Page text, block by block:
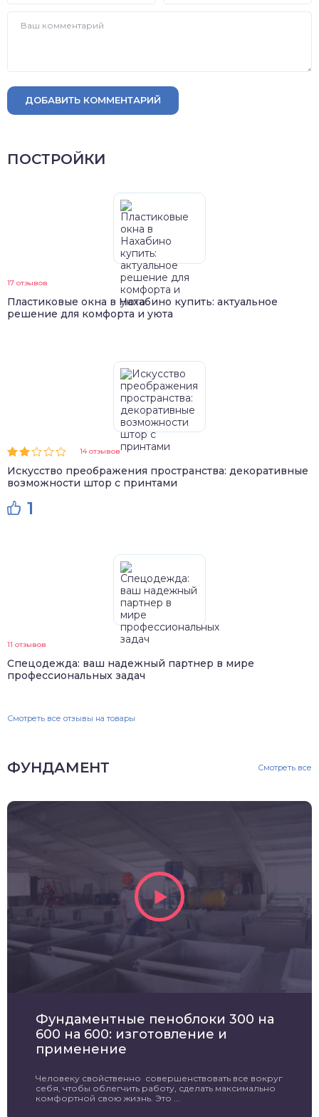
ДОБАВИТЬ КОММЕНТАРИЙ
ПОСТРОЙКИ
17 отзывов
Пластиковые окна в Нахабино купить: актуальное
решение для комфорта и уюта
14 отзывов
Искусство преображения пространства: декоративные
возможности штор с принтами
1
11 отзывов
Спецодежда: ваш надежный партнер в мире
профессиональных задач
Смотреть все отзывы на товары
ФУНДАМЕНТ Смотреть все
Фундаментные пеноблоки 300 на
600 на 600: изготовление и
применение
Человеку свойственно совершенствовать все вокруг
себя, чтобы облегчить работу, сделать максимально
комфортной свою жизнь. Это ...